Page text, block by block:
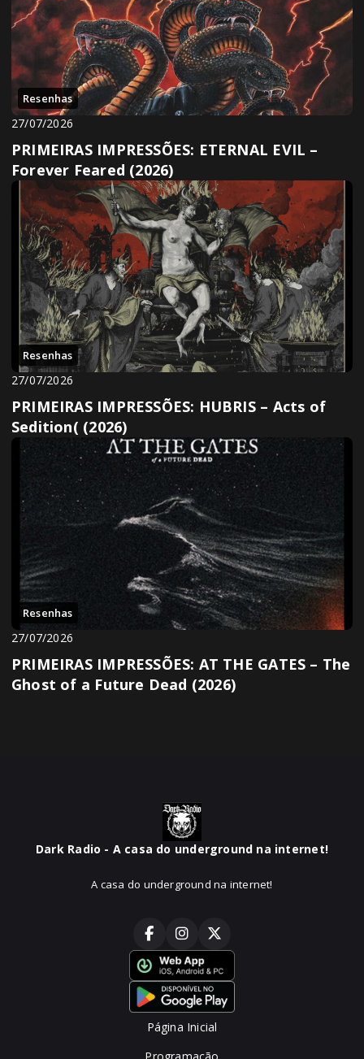
Resenhas
27/07/2026
PRIMEIRAS IMPRESSÕES: ETERNAL EVIL –
Forever Feared (2026)
Resenhas
27/07/2026
PRIMEIRAS IMPRESSÕES: HUBRIS – Acts of
Sedition( (2026)
Resenhas
27/07/2026
PRIMEIRAS IMPRESSÕES: AT THE GATES – The
Ghost of a Future Dead (2026)
Dark Radio - A casa do underground na internet!
A casa do underground na internet!
Página Inicial